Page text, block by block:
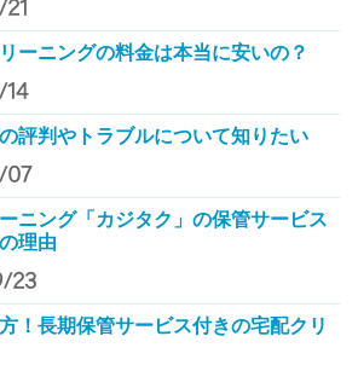
ーニングの料金は本当に安いの？
14
評判やトラブルについて知りたい
07
ニング「カジタク」の保管サービス
理由
23
！長期保管サービス付きの宅配クリ